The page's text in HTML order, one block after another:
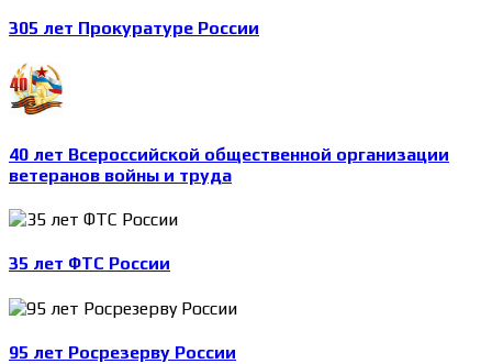
305 лет Прокуратуре России
40 лет Всероссийской общественной организации
ветеранов войны и труда
35 лет ФТС России
95 лет Росрезерву России